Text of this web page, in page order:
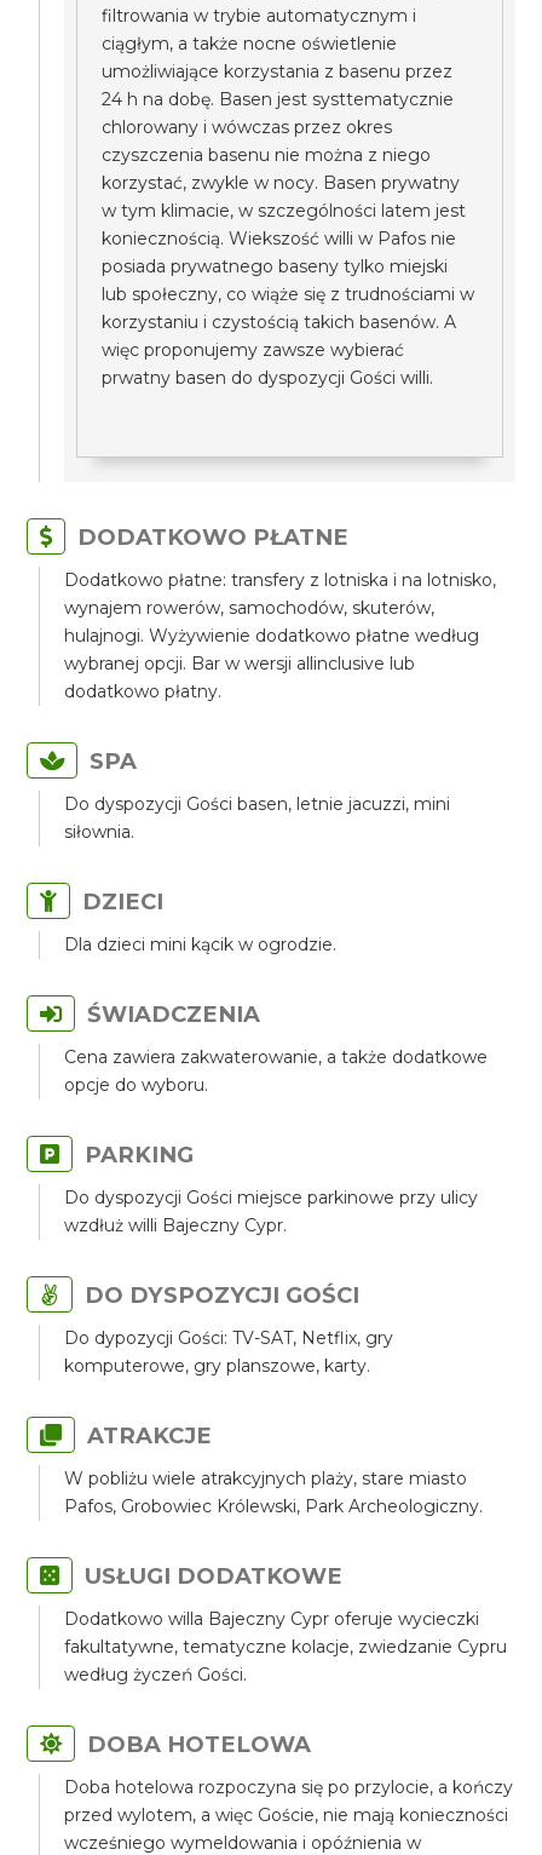
filtrowania w trybie automatycznym i
ciągłym, a także nocne oświetlenie
umożliwiające korzystania z basenu przez
24 h na dobę. Basen jest systtematycznie
chlorowany i wówczas przez okres
czyszczenia basenu nie można z niego
korzystać, zwykle w nocy. Basen prywatny
w tym klimacie, w szczególności latem jest
koniecznością. Wiekszość willi w Pafos nie
posiada prywatnego baseny tylko miejski
lub społeczny, co wiąże się z trudnościami w
korzystaniu i czystością takich basenów. A
więc proponujemy zawsze wybierać
prwatny basen do dyspozycji Gości willi.
DODATKOWO PŁATNE
Dodatkowo płatne: transfery z lotniska i na lotnisko,
wynajem rowerów, samochodów, skuterów,
hulajnogi. Wyżywienie dodatkowo płatne według
wybranej opcji. Bar w wersji allinclusive lub
dodatkowo płatny.
SPA
Do dyspozycji Gości basen, letnie jacuzzi, mini
siłownia.
DZIECI
Dla dzieci mini kącik w ogrodzie.
ŚWIADCZENIA
Cena zawiera zakwaterowanie, a także dodatkowe
opcje do wyboru.
PARKING
Do dyspozycji Gości miejsce parkinowe przy ulicy
wzdłuż willi Bajeczny Cypr.
DO DYSPOZYCJI GOŚCI
Do dypozycji Gości: TV-SAT, Netflix, gry
komputerowe, gry planszowe, karty.
ATRAKCJE
W pobliżu wiele atrakcyjnych plaży, stare miasto
Pafos, Grobowiec Królewski, Park Archeologiczny.
USŁUGI DODATKOWE
Dodatkowo willa Bajeczny Cypr oferuje wycieczki
fakultatywne, tematyczne kolacje, zwiedzanie Cypru
według życzeń Gości.
DOBA HOTELOWA
Doba hotelowa rozpoczyna się po przylocie, a kończy
przed wylotem, a więc Goście, nie mają konieczności
wcześniego wymeldowania i opóźnienia w